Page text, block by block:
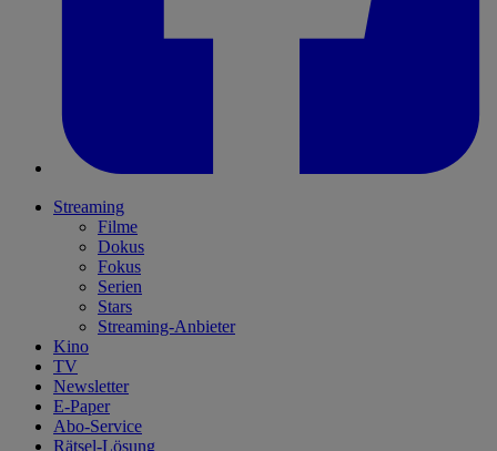
Streaming
Filme
Dokus
Fokus
Serien
Stars
Streaming-Anbieter
Kino
TV
Newsletter
E-Paper
Abo-Service
Rätsel-Lösung